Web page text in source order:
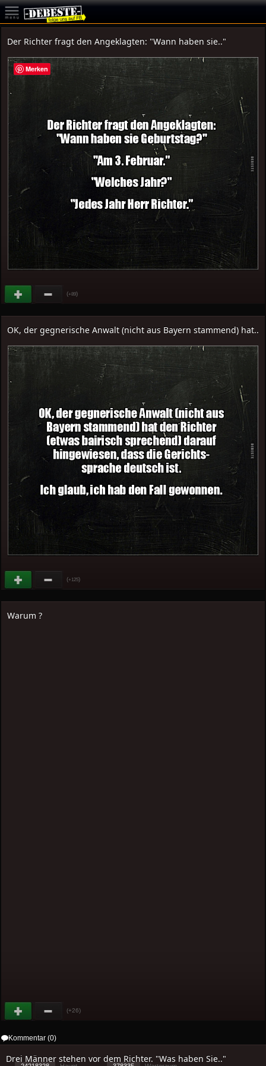
Der Richter fragt den Angeklagten: "Wann haben sie.."
(+89)
OK, der gegnerische Anwalt (nicht aus Bayern stammend) hat..
(+125)
Warum ?
(+26)
Kommentar (0)
Drei Männer stehen vor dem Richter. "Was haben Sie.."
Merken